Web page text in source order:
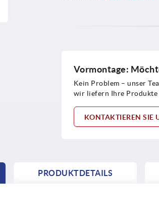
Vormontage:
Kein Problem – unser
wir liefern Ihre Produkte
KONTAKTIEREN SIE
PRODUKTDETAILS